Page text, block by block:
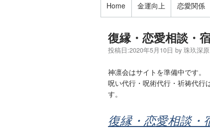
Home 金運向上 恋愛関係
復縁・恋愛相談・
投稿日:2020年5月10日 by 珠玖深
神凛会はサイトを準備中です。
呪い代行・呪術代行・祈祷代行
す。
復縁・恋愛相談・